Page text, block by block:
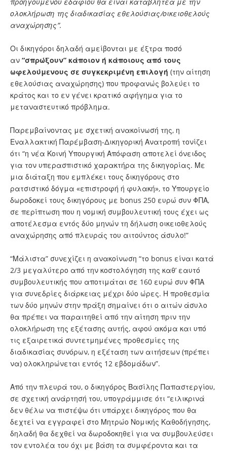
ολοκλήρωση της διαδικασίας εθελούσιας/οικειοθελούς
αναχώρησης”.
Οι δικηγόροι δηλαδή αμείβονται με έξτρα ποσό
αν “σπρώξουν” κάποιον ή κάποιους από τους
ωφελούμενους σε συγκεκριμένη επιλογή (την αίτηση
εθελούσιας αναχώρησης) που προφανώς βολεύει το
κράτος και το εν γένει κρατικό αφήγημα για το
μεταναστευτικό πρόβλημα.
Παρεμβαίνοντας με σχετική ανακοίνωσή της, η
Εναλλακτική Παρέμβαση-Δικηγορική Ανατροπή τονίζει
ότι “η νέα Κοινή Υπουργική Απόφαση αποτελεί όνειδος
για τον υπερασπιστικό χαρακτήρα της δικηγορίας. Με
μια διάταξη που εμπλέκει τους δικηγόρους στο
ρατσιστικό δόγμα «επιστροφή ή φυλακή», το Υπουργείο
δωροδοκεί τους δικηγόρους με bonus 250 ευρώ συν ΦΠΑ,
σε περίπτωση που η νομική συμβουλευτική τους έχει ως
αποτέλεσμα εντός δύο μηνών τη δήλωση οικειοθελούς
αναχώρησης από πλευράς του αιτούντος άσυλο!”
“Μάλιστα” συνεχίζει η ανακοίνωση “το bonus είναι κατά
2/3 μεγαλύτερο από την κοστολόγηση της καθ’ εαυτό
συμβουλευτικής που αποτιμάται σε 160 ευρώ συν ΦΠΑ
για συνεδρίες διάρκειας μέχρι δύο ώρες. Η προθεσμία
των δύο μηνών στην πράξη σημαίνει ότι ο αιτών άσυλο
θα πρέπει να παραιτηθεί από την αίτηση πριν την
ολοκλήρωση της εξέτασης αυτής, αφού ακόμα και υπό
τις εξαιρετικά συντετμημένες προθεσμίες της
διαδικασίας συνόρων, η εξέταση των αιτήσεων (πρέπει
να) ολοκληρώνεται εντός 12 εβδομάδων”.
Από την πλευρά του, ο δικηγόρος Βασίλης Παπαστεργίου,
σε σχετική ανάρτησή του, υπογράμμισε ότι “ειλικρινά
δεν θέλω να πιστέψω ότι υπάρχει δικηγόρος που θα
δεχτεί να εγγραφεί στο Μητρώο Νομικής Καθοδήγησης,
δηλαδή θα δεχθεί να δωροδοκηθεί για να συμβουλεύσει
τον εντολέα του όχι με βάση τα συμφέροντα και τα